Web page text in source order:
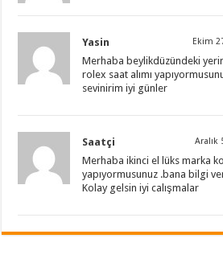
Yasin Ekim
Merhaba beylikdüzündeki
rolex saat alımı
sevinirim iyi günler
Saatçi Aralık
Merhaba ikinci el lüks marka
yapıyormusunuz .bana bilgi
Kolay gelsin iyi calışmalar